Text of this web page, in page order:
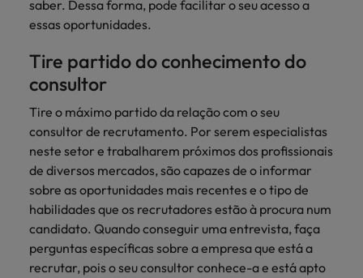
saber. Dessa forma, pode facilitar o seu acesso a
essas oportunidades.
Tire partido do conhecimento do
consultor
Tire o máximo partido da relação com o seu
consultor de recrutamento. Por serem especialistas
neste setor e trabalharem próximos dos profissionais
de diversos mercados, são capazes de o informar
sobre as oportunidades mais recentes e o tipo de
habilidades que os recrutadores estão à procura num
candidato. Quando conseguir uma entrevista, faça
perguntas específicas sobre a empresa que está a
recrutar, pois o seu consultor conhece-a e está apto